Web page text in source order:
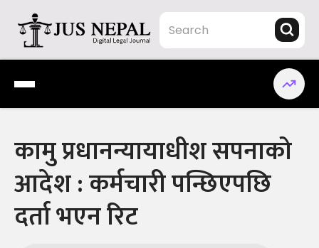
content
Jus Nepal | www.jusnepal.com
Digital Legal Journal
कामु प्रधानन्यायाधीश सपनाको
आदेश : कर्मचारी पन्छिएपछि
दर्ता भएन रिट